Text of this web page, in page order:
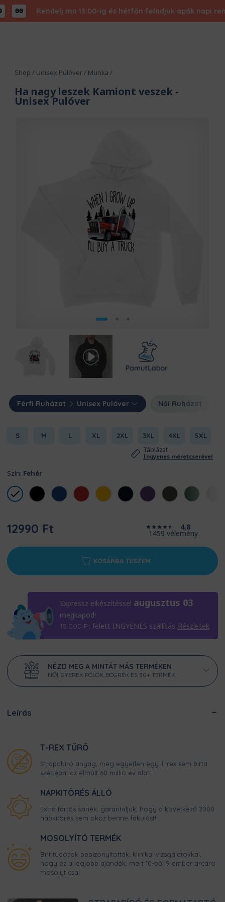
59 Rendelj ma 13:00-ig és hétfőn feladjuk apák napi
Shop / Unisex Pulóver/ Munka /
Ha nagy leszek Kamiont veszek -
Unisex Pulóver
Férfi Ruházat Unisex Pulóver Női Ruházat
S M L XL 2XL 3XL 4XL 5XL
Táblázat
Ingyenes méretcserével
Szín: Fehér
12990 Ft 4,8
1459 vélemény
KOSÁRBA TESZEM
Expressz elkészítéssel augusztus 03
megkapod!
15.000 Ft felett INGYENES szállítás Részletek
NÉZD MEG A MINTÁT MÁS TERMÉKEN
NŐI, GYEREK PÓLÓK, BÖGRÉK ÉS 30+ TERMÉK
Leírás
T-REX TŰRŐ
Strapabíró anyag, még egyetlen egy T-rex sem bírta
széttépni az elmúlt 60 millió év alatt
NAPKITÖRÉS ÁLLÓ
Extra tartós színek, garantáljuk, hogy a következő 2000
napkitörés sem okoz benne fakulást!
MOSOLYÍTÓ TERMÉK
Brit tudósok bebizonyították, klinikai vizsgálatokkal,
hogy ez a legjobb ajándék, mert 10-ből 9 ember arcára
mosolyt csal.